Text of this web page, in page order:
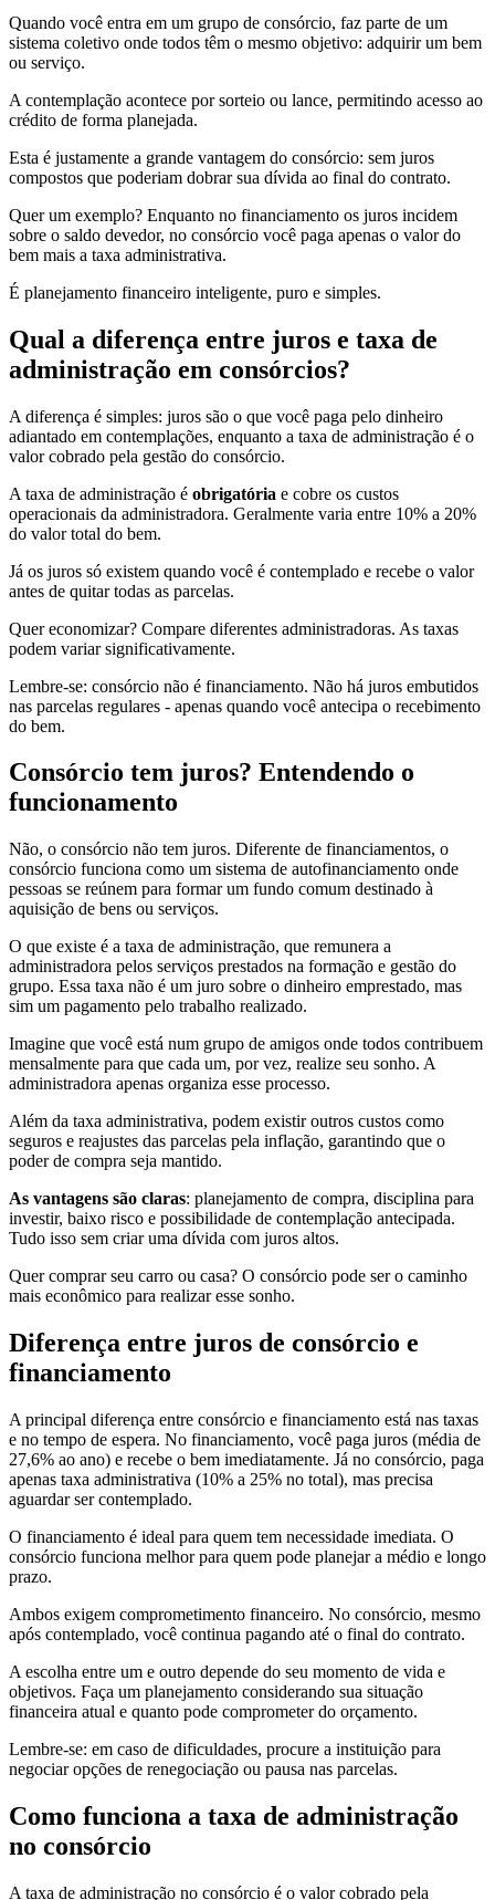
Quando você entra em um grupo de consórcio, faz parte de um
sistema coletivo onde todos têm o mesmo objetivo: adquirir um bem
ou serviço.
A contemplação acontece por sorteio ou lance, permitindo acesso ao
crédito de forma planejada.
Esta é justamente a grande vantagem do consórcio: sem juros
compostos que poderiam dobrar sua dívida ao final do contrato.
Quer um exemplo? Enquanto no financiamento os juros incidem
sobre o saldo devedor, no consórcio você paga apenas o valor do
bem mais a taxa administrativa.
É planejamento financeiro inteligente, puro e simples.
Qual a diferença entre juros e taxa de
administração em consórcios?
A diferença é simples: juros são o que você paga pelo dinheiro
adiantado em contemplações, enquanto a taxa de administração é o
valor cobrado pela gestão do consórcio.
A taxa de administração é obrigatória e cobre os custos
operacionais da administradora. Geralmente varia entre 10% a 20%
do valor total do bem.
Já os juros só existem quando você é contemplado e recebe o valor
antes de quitar todas as parcelas.
Quer economizar? Compare diferentes administradoras. As taxas
podem variar significativamente.
Lembre-se: consórcio não é financiamento. Não há juros embutidos
nas parcelas regulares - apenas quando você antecipa o recebimento
do bem.
Consórcio tem juros? Entendendo o
funcionamento
Não, o consórcio não tem juros. Diferente de financiamentos, o
consórcio funciona como um sistema de autofinanciamento onde
pessoas se reúnem para formar um fundo comum destinado à
aquisição de bens ou serviços.
O que existe é a taxa de administração, que remunera a
administradora pelos serviços prestados na formação e gestão do
grupo. Essa taxa não é um juro sobre o dinheiro emprestado, mas
sim um pagamento pelo trabalho realizado.
Imagine que você está num grupo de amigos onde todos contribuem
mensalmente para que cada um, por vez, realize seu sonho. A
administradora apenas organiza esse processo.
Além da taxa administrativa, podem existir outros custos como
seguros e reajustes das parcelas pela inflação, garantindo que o
poder de compra seja mantido.
As vantagens são claras: planejamento de compra, disciplina para
investir, baixo risco e possibilidade de contemplação antecipada.
Tudo isso sem criar uma dívida com juros altos.
Quer comprar seu carro ou casa? O consórcio pode ser o caminho
mais econômico para realizar esse sonho.
Diferença entre juros de consórcio e
financiamento
A principal diferença entre consórcio e financiamento está nas taxas
e no tempo de espera. No financiamento, você paga juros (média de
27,6% ao ano) e recebe o bem imediatamente. Já no consórcio, paga
apenas taxa administrativa (10% a 25% no total), mas precisa
aguardar ser contemplado.
O financiamento é ideal para quem tem necessidade imediata. O
consórcio funciona melhor para quem pode planejar a médio e longo
prazo.
Ambos exigem comprometimento financeiro. No consórcio, mesmo
após contemplado, você continua pagando até o final do contrato.
A escolha entre um e outro depende do seu momento de vida e
objetivos. Faça um planejamento considerando sua situação
financeira atual e quanto pode comprometer do orçamento.
Lembre-se: em caso de dificuldades, procure a instituição para
negociar opções de renegociação ou pausa nas parcelas.
Como funciona a taxa de administração
no consórcio
A taxa de administração no consórcio é o valor cobrado pela